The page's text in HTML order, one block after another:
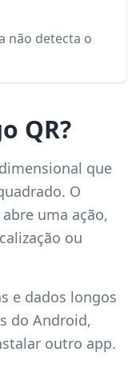
não detecta o
QR?
que
O
uma ação,
ou
e dados longos
do Android,
outro app.